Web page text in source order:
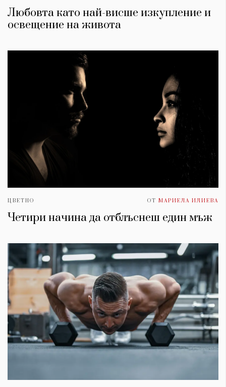
Любовта като най-висше изкупление и
освещение на живота
ЦВЕТНО ОТ МАРИЕЛА ИЛИЕВА
Четири начина да отблъснеш един мъж